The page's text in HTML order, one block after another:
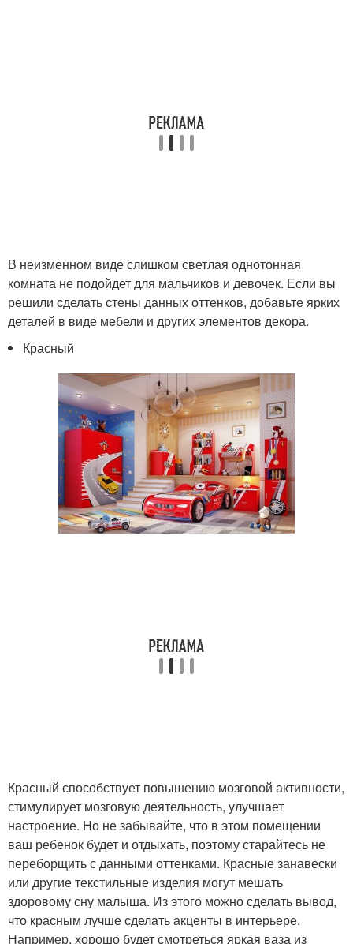
В неизменном виде слишком светлая однотонная
комната не подойдет для мальчиков и девочек. Если вы
решили сделать стены данных оттенков, добавьте ярких
деталей в виде мебели и других элементов декора.
Красный
Красный способствует повышению мозговой активности,
стимулирует мозговую деятельность, улучшает
настроение. Но не забывайте, что в этом помещении
ваш ребенок будет и отдыхать, поэтому старайтесь не
переборщить с данными оттенками. Красные занавески
или другие текстильные изделия могут мешать
здоровому сну малыша. Из этого можно сделать вывод,
что красным лучше сделать акценты в интерьере.
Например, хорошо будет смотреться яркая ваза из